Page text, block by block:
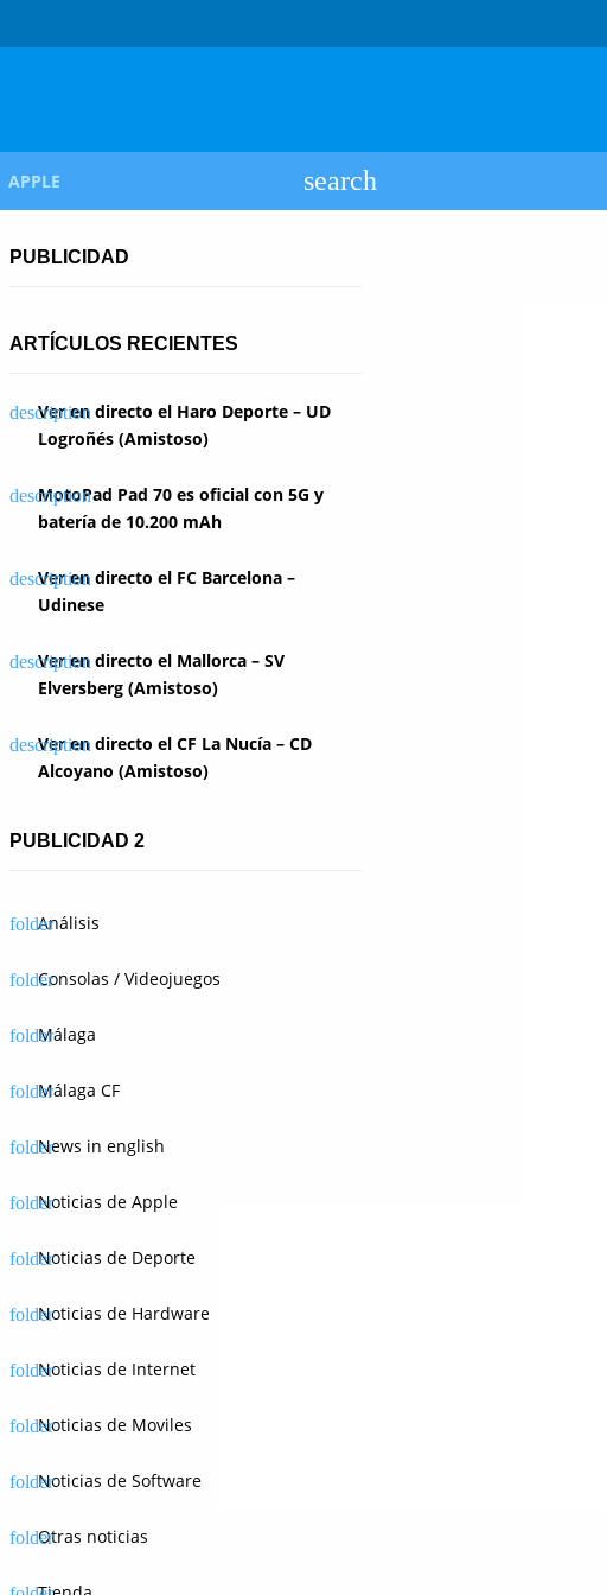
APPLE
PUBLICIDAD
ARTÍCULOS RECIENTES
Ver en directo el Haro Deporte – UD
Logroñés (Amistoso)
MotoPad Pad 70 es oficial con 5G y
batería de 10.200 mAh
Ver en directo el FC Barcelona –
Udinese
Ver en directo el Mallorca – SV
Elversberg (Amistoso)
Ver en directo el CF La Nucía – CD
Alcoyano (Amistoso)
PUBLICIDAD 2
Análisis
Consolas / Videojuegos
Málaga
Málaga CF
News in english
Noticias de Apple
Noticias de Deporte
Noticias de Hardware
Noticias de Internet
Noticias de Moviles
Noticias de Software
Otras noticias